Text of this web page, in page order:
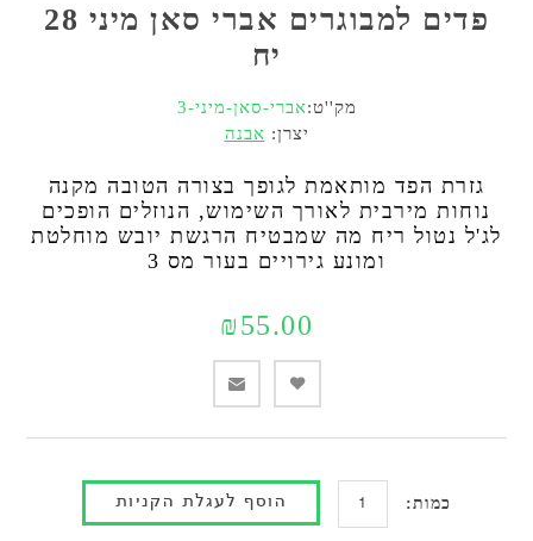
פדים למבוגרים אברי סאן מיני 28
יח
מק''ט:אברי-סאן-מיני-3
יצרן: אבנה
גזרת הפד מותאמת לגופך בצורה הטובה מקנה
נוחות מירבית לאורך השימוש, הנוזלים הופכים
לג'ל נטול ריח מה שמבטיח הרגשת יובש מוחלטת
ומונע גירויים בעור מס 3
₪55.00
כמות: